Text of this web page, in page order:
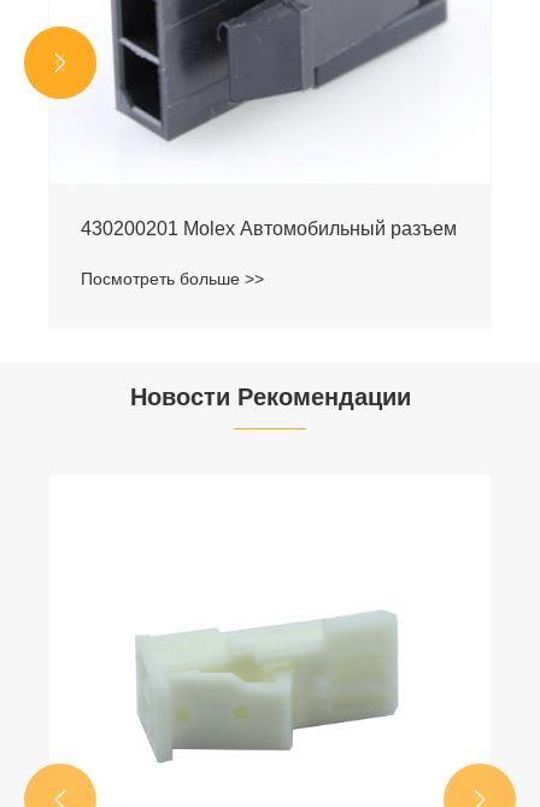
430200201 Molex Автомобильный разъем
Посмотреть больше >>


Новости Рекомендации
 